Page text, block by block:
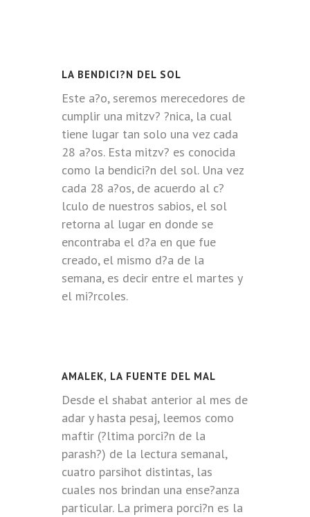
LA BENDICI?N DEL SOL
Este a?o, seremos merecedores de
cumplir una mitzv? ?nica, la cual
tiene lugar tan solo una vez cada
28 a?os. Esta mitzv? es conocida
como la bendici?n del sol. Una vez
cada 28 a?os, de acuerdo al c?
lculo de nuestros sabios, el sol
retorna al lugar en donde se
encontraba el d?a en que fue
creado, el mismo d?a de la
semana, es decir entre el martes y
el mi?rcoles.
AMALEK, LA FUENTE DEL MAL
Desde el shabat anterior al mes de
adar y hasta pesaj, leemos como
maftir (?ltima porci?n de la
parash?) de la lectura semanal,
cuatro parsihot distintas, las
cuales nos brindan una ense?anza
particular. La primera porci?n es la